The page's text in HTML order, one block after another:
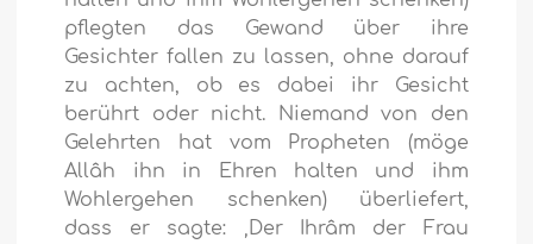
pflegten das Gewand über ihre
Gesichter fallen zu lassen, ohne darauf
zu achten, ob es dabei ihr Gesicht
berührt oder nicht. Niemand von den
Gelehrten hat vom Propheten (möge
Allâh ihn in Ehren halten und ihm
Wohlergehen schenken) überliefert,
dass er sagte: ‚Der Ihrâm der Frau